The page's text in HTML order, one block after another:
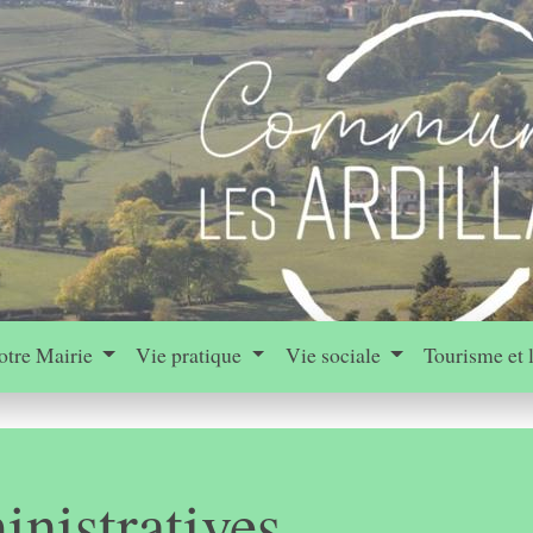
Mairie Vie pratique Vie sociale Tourisme et